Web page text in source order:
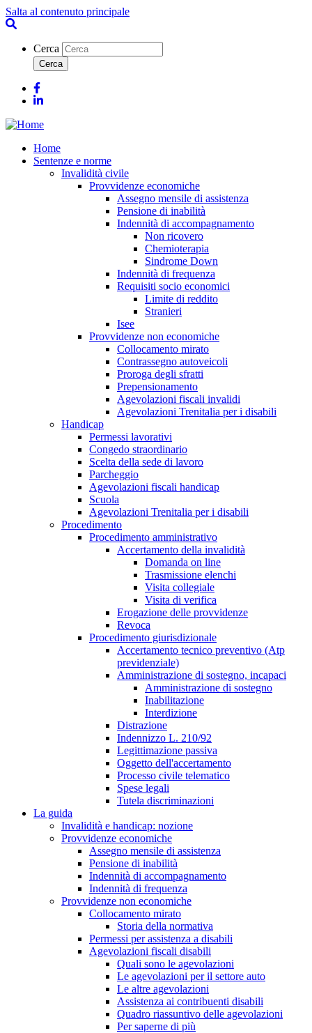
Salta al contenuto principale
Cerca
Facebook
Linkedin
Home
Sentenze e norme
Invalidità civile
Provvidenze economiche
Assegno mensile di assistenza
Pensione di inabilità
Indennità di accompagnamento
Non ricovero
Chemioterapia
Sindrome Down
Indennità di frequenza
Requisiti socio economici
Limite di reddito
Stranieri
Isee
Provvidenze non economiche
Collocamento mirato
Contrassegno autoveicoli
Proroga degli sfratti
Prepensionamento
Agevolazioni fiscali invalidi
Agevolazioni Trenitalia per i disabili
Handicap
Permessi lavorativi
Congedo straordinario
Scelta della sede di lavoro
Parcheggio
Agevolazioni fiscali handicap
Scuola
Agevolazioni Trenitalia per i disabili
Procedimento
Procedimento amministrativo
Accertamento della invalidità
Domanda on line
Trasmissione elenchi
Visita collegiale
Visita di verifica
Erogazione delle provvidenze
Revoca
Procedimento giurisdizionale
Accertamento tecnico preventivo (Atp
previdenziale)
Amministrazione di sostegno, incapaci
Amministrazione di sostegno
Inabilitazione
Interdizione
Distrazione
Indennizzo L. 210/92
Legittimazione passiva
Oggetto dell'accertamento
Processo civile telematico
Spese legali
Tutela discriminazioni
La guida
Invalidità e handicap: nozione
Provvidenze economiche
Assegno mensile di assistenza
Pensione di inabilità
Indennità di accompagnamento
Indennità di frequenza
Provvidenze non economiche
Collocamento mirato
Storia della normativa
Permessi per assistenza a disabili
Agevolazioni fiscali disabili
Quali sono le agevolazioni
Le agevolazioni per il settore auto
Le altre agevolazioni
Assistenza ai contribuenti disabili
Quadro riassuntivo delle agevolazioni
Per saperne di più